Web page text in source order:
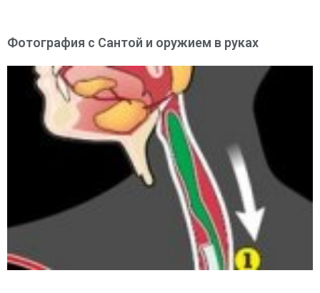
Фотография с Сантой и оружием в руках